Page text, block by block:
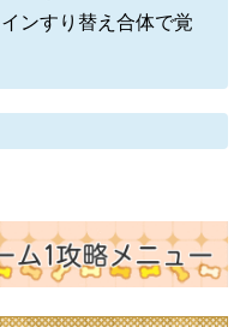
ンすり替え合体で覚